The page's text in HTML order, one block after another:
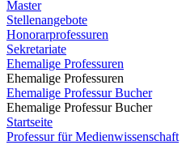
Master
Stellenangebote
Honorarprofessuren
Sekretariate
Ehemalige Professuren
Ehemalige Professuren
Ehemalige Professur Bucher
Ehemalige Professur Bucher
Startseite
Professur für Medienwissenschaft